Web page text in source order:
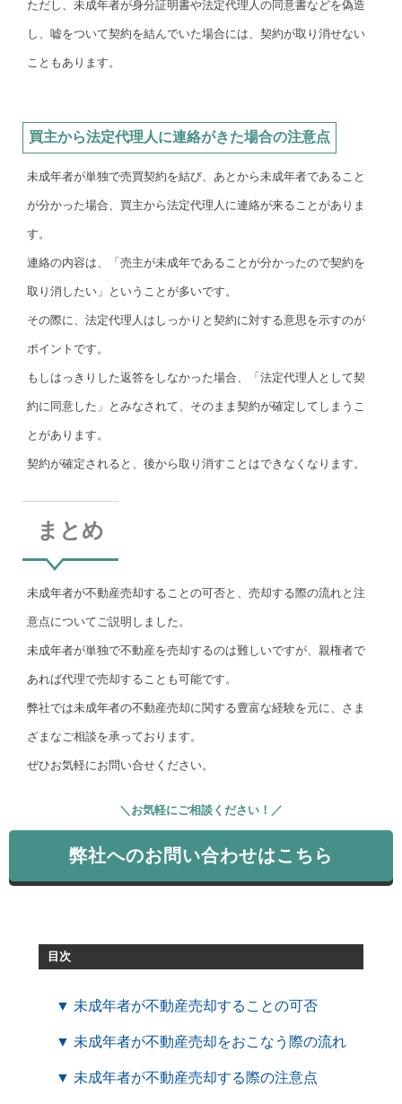
ただし、未成年者が身分証明書や法定代理人の同意書などを偽造
し、嘘をついて契約を結んでいた場合には、契約が取り消せない
こともあります。
買主から法定代理人に連絡がきた場合の注意点
未成年者が単独で売買契約を結び、あとから未成年者であること
が分かった場合、買主から法定代理人に連絡が来ることがありま
す。
連絡の内容は、「売主が未成年であることが分かったので契約を
取り消したい」ということが多いです。
その際に、法定代理人はしっかりと契約に対する意思を示すのが
ポイントです。
もしはっきりした返答をしなかった場合、「法定代理人として契
約に同意した」とみなされて、そのまま契約が確定してしまうこ
とがあります。
契約が確定されると、後から取り消すことはできなくなります。
まとめ
未成年者が不動産売却することの可否と、売却する際の流れと注
意点についてご説明しました。
未成年者が単独で不動産を売却するのは難しいですが、親権者で
あれば代理で売却することも可能です。
弊社では未成年者の不動産売却に関する豊富な経験を元に、さま
ざまなご相談を承っております。
ぜひお気軽にお問い合せください。
＼お気軽にご相談ください！／
弊社へのお問い合わせはこちら
目次
▼ 未成年者が不動産売却することの可否
▼ 未成年者が不動産売却をおこなう際の流れ
▼ 未成年者が不動産売却する際の注意点